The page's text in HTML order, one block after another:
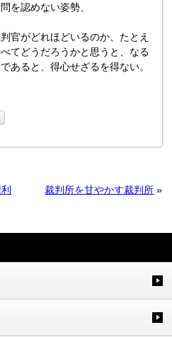
を認めない姿勢、
官がどれほどいるのか、たとえ
てどうだろうかと思うと、なる
あると、得心せざるを得ない。
裁判所を甘やかす裁判所 »